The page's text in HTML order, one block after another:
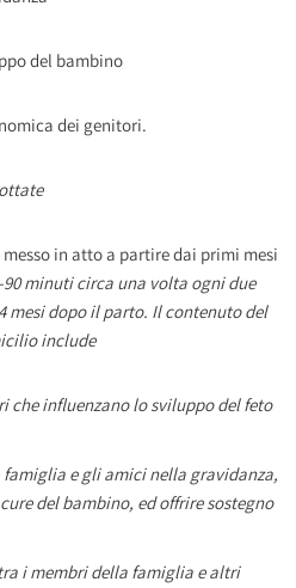
del bambino
dei genitori.
in atto a partire dai primi mesi
90 minuti circa una volta ogni due
mesi dopo il parto. Il contenuto del
include
che influenzano lo sviluppo del feto
e gli amici nella gravidanza,
del bambino, ed offrire sostegno
i membri della famiglia e altri